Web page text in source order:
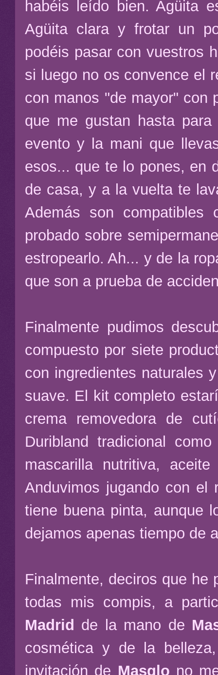
habéis leído bien. Agüita
Agüita clara y frotar un
podéis pasar con vuestros
si luego no os convence el
con manos "de mayor" con
que me gustan hasta
evento y la mani que
esos... que te lo pones, en
de casa, y a la vuelta te
Además son
probado sobre
estropearlo. Ah... y de la
que son a prueba de
Finalmente pudimos
compuesto por siete
con ingredientes naturales
suave. El kit completo
crema removedora de
Duribland tradicional
mascarilla nutritiva,
Anduvimos jugando con el
tiene buena pinta, aunque
dejamos apenas tiempo de
Finalmente, deciros que he
todas mis compis, a
Madrid de la mano de
cosmética y de la
invitación de Masglo no